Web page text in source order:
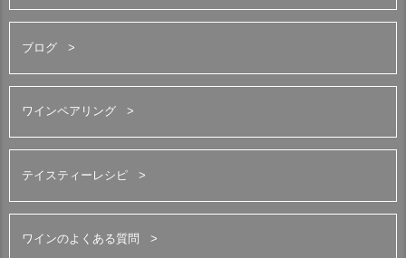
ブログ
ワインペアリング
テイスティーレシピ
ワインのよくある質問